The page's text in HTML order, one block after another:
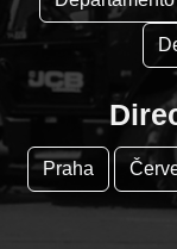
Praha